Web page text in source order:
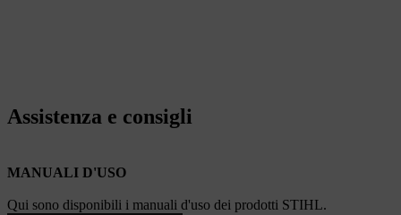
Assistenza e consigli
MANUALI D'USO
Qui sono disponibili i manuali d'uso dei prodotti STIHL.